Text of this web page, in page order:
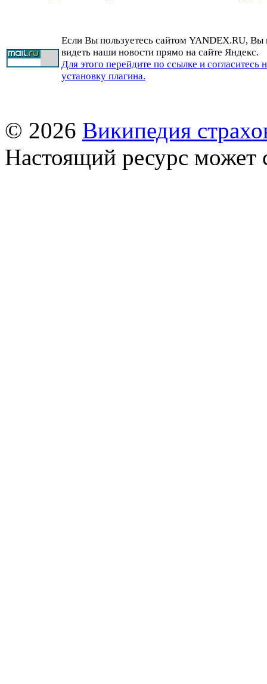
Если Вы пользуетесь сайтом YANDEX.RU, Вы
видеть наши новости прямо на сайте Яндекс.
Для этого перейдите по ссылке и согласитесь
установку плагина.
© 2026 Википедия
Настоящий ресурс может